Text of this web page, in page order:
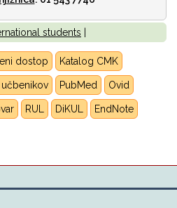
students
dostop Katalog CMK
učbenikov PubMed Ovid
RUL DiKUL EndNote